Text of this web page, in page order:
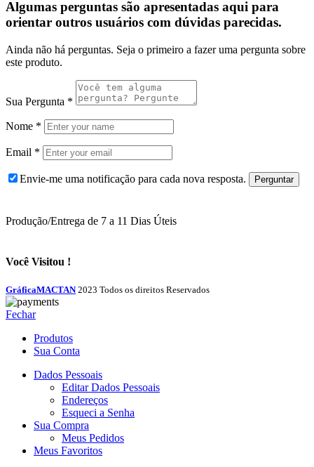
Algumas perguntas são apresentadas aqui para
orientar outros usuários com dúvidas parecidas.
Ainda não há perguntas. Seja o primeiro a fazer uma pergunta sobre
este produto.
Sua Pergunta *
Nome *
Email *
Envie-me uma notificação para cada nova resposta.
Produção/Entrega de 7 a 11 Dias Úteis
Você Visitou !
GráficaMACTAN 2023 Todos os direitos Reservados
Fechar
Produtos
Sua Conta
Dados Pessoais
Editar Dados Pessoais
Endereços
Esqueci a Senha
Sua Compra
Meus Pedidos
Meus Favoritos